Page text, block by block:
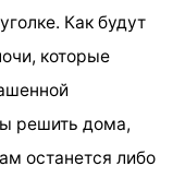
Как будут
которые
решить дома,
останется либо